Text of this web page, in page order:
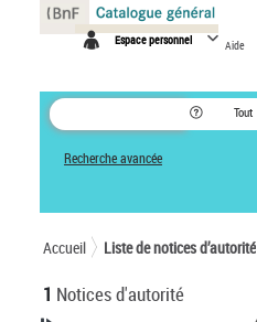
Espace personnel Aide
Tout
Recherche avancée
Accueil Liste de notices d’autorité
1 Notices d'autorité
Panneau de gestion des cookies